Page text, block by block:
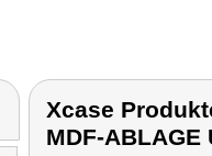
Xcase
MDF-ABLAGE